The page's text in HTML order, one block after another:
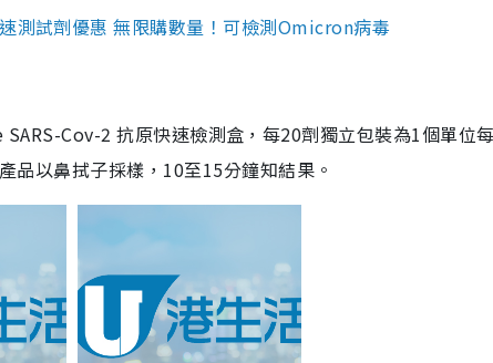
測試劑優惠 無限購數量！可檢測Omicron病毒
Cov-2 抗原快速檢測盒，每20劑獨立包裝為1個單位
品以鼻拭子採樣，10至15分鐘知結果。